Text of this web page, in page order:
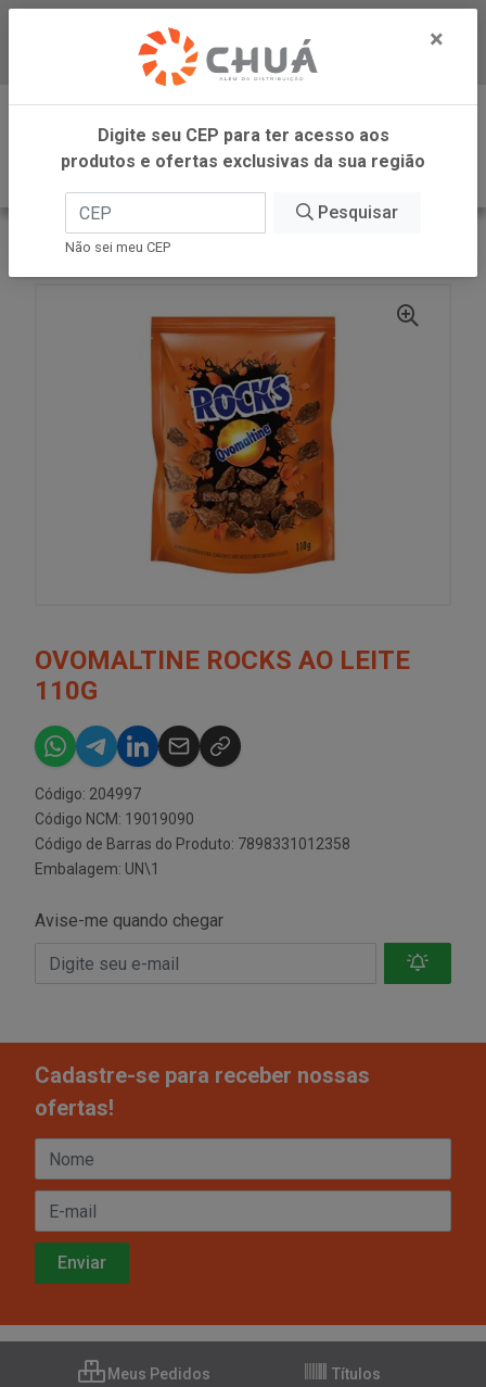
Baixe já nosso APP
0
INÍCIO OVOMALTINE ROCKS AO LEITE 110G
OVOMALTINE ROCKS AO LEITE
110G
Código: 204997
Código NCM: 19019090
Código de Barras do Produto: 7898331012358
Embalagem: UN\1
Avise-me quando chegar
Cadastre-se para receber nossas
ofertas!
Meus Pedidos Títulos
×
Digite seu CEP para ter acesso aos
produtos e ofertas exclusivas da sua região
Pesquisar
Não sei meu CEP